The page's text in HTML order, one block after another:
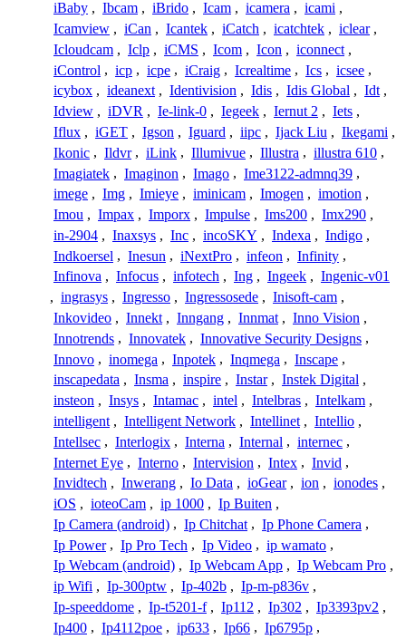
iBaby , Ibcam , iBrido , Icam , icamera , icami ,
Icamview , iCan , Icantek , iCatch , icatchtek , iclear ,
Icloudcam , Iclp , iCMS , Icom , Icon , iconnect ,
iControl , icp , icpe , iCraig , Icrealtime , Ics , icsee ,
icybox , ideanext , Identivision , Idis , Idis Global , Idt ,
Idview , iDVR , Ie-link-0 , Iegeek , Iernut 2 , Iets ,
Iflux , iGET , Igson , Iguard , iipc , Ijack Liu , Ikegami ,
Ikonic , Ildvr , iLink , Illumivue , Illustra , illustra 610 ,
Imagiatek , Imaginon , Imago , Ime3122-admnq39 ,
imege , Img , Imieye , iminicam , Imogen , imotion ,
Imou , Impax , Imporx , Impulse , Ims200 , Imx290 ,
in-2904 , Inaxsys , Inc , incoSKY , Indexa , Indigo ,
Indkoersel , Inesun , iNextPro , infeon , Infinity ,
Infinova , Infocus , infotech , Ing , Ingeek , Ingenic-v01
, ingrasys , Ingresso , Ingressosede , Inisoft-cam ,
Inkovideo , Innekt , Inngang , Innmat , Inno Vision ,
Innotrends , Innovatek , Innovative Security Designs ,
Innovo , inomega , Inpotek , Inqmega , Inscape ,
inscapedata , Insma , inspire , Instar , Instek Digital ,
insteon , Insys , Intamac , intel , Intelbras , Intelkam ,
intelligent , Intelligent Network , Intellinet , Intellio ,
Intellsec , Interlogix , Interna , Internal , internec ,
Internet Eye , Interno , Intervision , Intex , Invid ,
Invidtech , Inwerang , Io Data , ioGear , ion , ionodes ,
iOS , ioteoCam , ip 1000 , Ip Buiten ,
Ip Camera (android) , Ip Chitchat , Ip Phone Camera ,
Ip Power , Ip Pro Tech , Ip Video , ip wamato ,
Ip Webcam (android) , Ip Webcam App , Ip Webcam Pro ,
ip Wifi , Ip-300ptw , Ip-402b , Ip-m-p836v ,
Ip-speeddome , Ip-t5201-f , Ip112 , Ip302 , Ip3393pv2 ,
Ip400 , Ip4112poe , ip633 , Ip66 , Ip6795p ,